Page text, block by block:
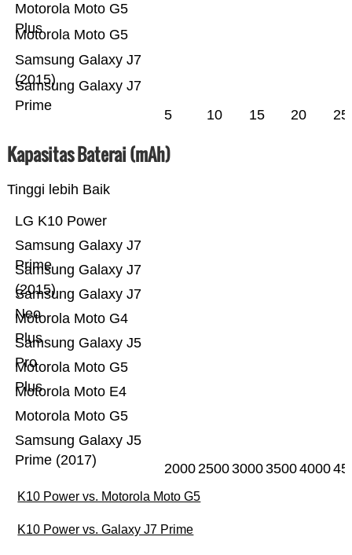
Samsung Galaxy J7
Prime
Samsung Galaxy J7
(2015)
Motorola Moto G5
Motorola Moto G5
Plus
5 10 15 20 25
Kapasitas Baterai (mAh)
Tinggi lebih Baik
Samsung Galaxy J5
Prime (2017)
Motorola Moto G5
Motorola Moto E4
Motorola Moto G5
Plus
Samsung Galaxy J5
Pro
Motorola Moto G4
Plus
Samsung Galaxy J7
Neo
Samsung Galaxy J7
(2015)
Samsung Galaxy J7
Prime
LG K10 Power
20002500300035004000
K10 Power vs. Motorola Moto G5
K10 Power vs. Galaxy J7 Prime